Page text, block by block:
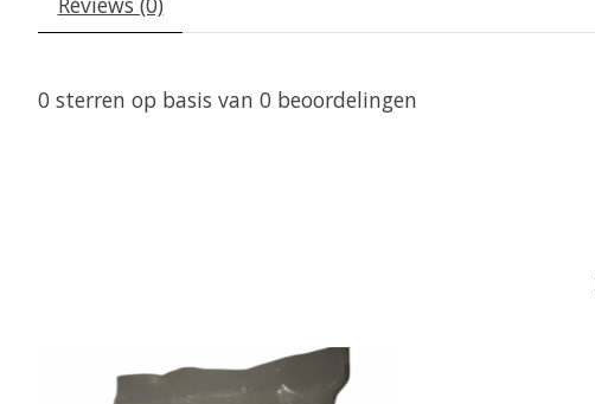
0 sterren op basis van 0 beoordelingen
Items van productcarrousel